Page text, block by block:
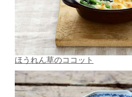
ほうれん草のココット